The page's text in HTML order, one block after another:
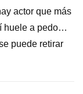
actor que más
huele a pedo…
puede retirar